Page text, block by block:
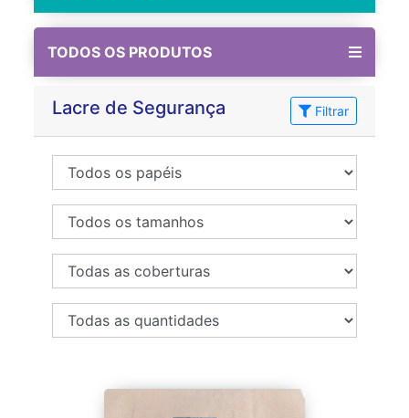
TODOS OS PRODUTOS
Lacre de Segurança Filtrar